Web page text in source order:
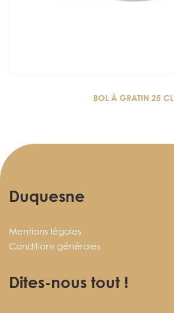
BOL À GRATIN 25 CL
Duquesne
Mentions légales
Conditions générales
Dites-nous tout !